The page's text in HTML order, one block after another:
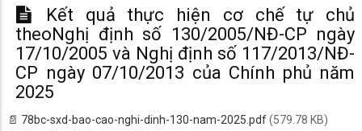
Kết quả thực hiện cơ chế tự chủ
theoNghị định số 130/2005/NĐ-CP ngày
17/10/2005 và Nghị định số 117/2013/NĐ-
CP ngày 07/10/2013 của Chính phủ năm
2025
78bc-sxd-bao-cao-nghi-dinh-130-nam-2025.pdf(579.78 KB)